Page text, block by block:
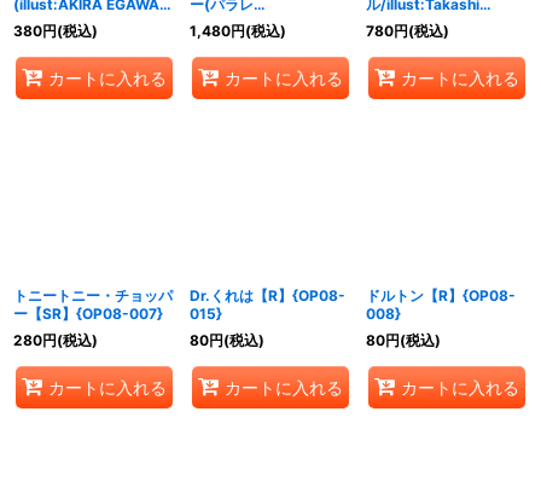
(illust:AKIRA EGAWA)
【SEC】{OP08-118}
380円(税込)
カートに入れる
ー(パラレ
ル/illust:Ryuda)
【SR/P】{OP08-007}
1,480円(税込)
カートに入れる
ル/illust:Takashi
Yoshiike)【R/P】
{OP08-015}
780円(税込)
カートに入れる
トニートニー・チョッパ
ー【SR】{OP08-007}
280円(税込)
カートに入れる
Dr.くれは【R】{OP08-
015}
80円(税込)
カートに入れる
ドルトン【R】{OP08-
008}
80円(税込)
カートに入れる